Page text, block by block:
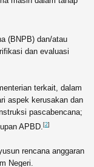
(BNPB) dan/atau
dan evaluasi
terkait, dalam
aspek kerusakan dan
pascabencana;
APBD. [2]
rencana anggaran
Negeri.